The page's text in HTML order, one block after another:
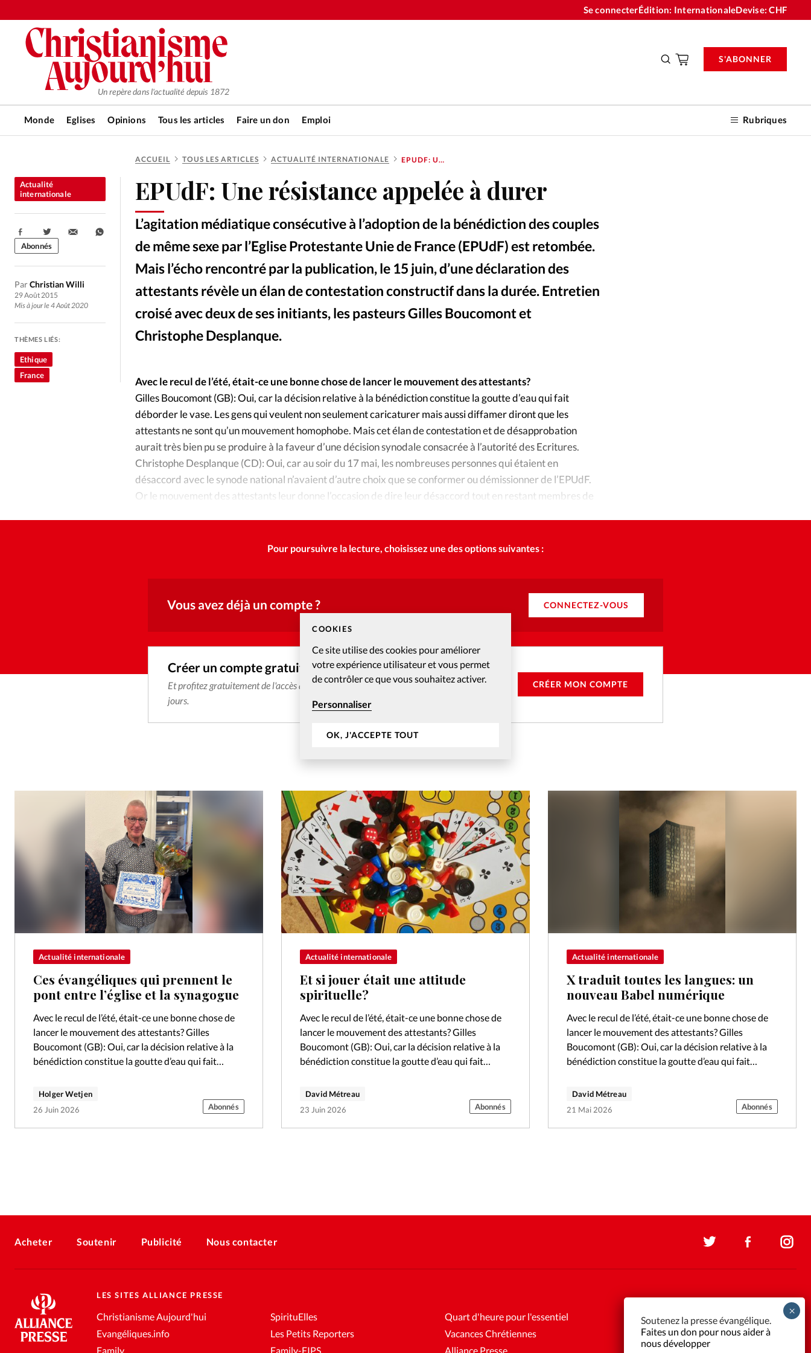
COOKIES
Ce site utilise des cookies pour améliorer
votre expérience utilisateur et vous permet
de contrôler ce que vous souhaitez activer.
Personnaliser
OK, J'ACCEPTE TOUT
Se connecterÉdition: InternationaleDevise:CHF
Un repère dans l'actualité depuis 1872
Monde Eglises Opinions Tous les articles Faire un don Emploi Rubriques
S'ABONNER
RUBRIQUES
Tous les articles
Actualité chrétienne
Actualité internationale
Chronique
Culture
Dossier Eglises
Foi
Génération réveil
Monde
Opinions
Publireportage
Relations Aujourd'hui
Société
Tour du monde des Eglises
Vécu Vie Intérieure
Les abonnements
Faire un don
La boutique
À propos
Changemement d'adresse
Nous contacter
Emploi
ACCUEIL TOUS LES ARTICLES ACTUALITÉ INTERNATIONALE EPUDF: UNE RÉSISTANCE APPELÉE À DURER
EPUdF: Une résistance appelée à durer
L’agitation médiatique consécutive à l’adoption de la bénédiction des couples
de même sexe par l’Eglise Protestante Unie de France (EPUdF) est retombée.
Mais l’écho rencontré par la publication, le 15 juin, d’une déclaration des
attestants révèle un élan de contestation constructif dans la durée. Entretien
croisé avec deux de ses initiants, les pasteurs Gilles Boucomont et
Christophe Desplanque.
Actualité
internationale
ParChristian Willi
29 Août 2015
Mis à jour le 4 Août 2020
Partager:
Abonnés
THÈMES LIÉS:
Ethique
France
Avec le recul de l’été, était-ce une bonne chose de lancer le mouvement des attestants?
Gilles Boucomont (GB): Oui, car la décision relative à la bénédiction constitue la goutte d’eau qui fait
déborder le vase. Les gens qui veulent non seulement caricaturer mais aussi diffamer diront que les
attestants ne sont qu’un mouvement homophobe. Mais cet élan de contestation et de désapprobation
aurait très bien pu se produire à la faveur d’une décision synodale consacrée à l’autorité des Ecritures.
Christophe Desplanque (CD): Oui, car au soir du 17 mai, les nombreuses personnes qui étaient en
désaccord avec le synode national n’avaient d’autre choix que se conformer ou démissionner de l’EPUdF.
Or le mouvement des attestants leur donne l’occasion de dire leur désaccord tout en restant membres de
Pour poursuivre la lecture, choisissez une des options suivantes :
Vous avez déjà un compte ? CONNECTEZ-VOUS
Créer un compte gratuitement
Et profitez gratuitement de l'accès aux articles web réservés aux abonnés pendant 14
jours.
CRÉER MON COMPTE
Actualité internationale
Ces évangéliques qui prennent le
pont entre l’église et la synagogue
Avec le recul de l’été, était-ce une bonne chose de
lancer le mouvement des attestants? Gilles
Boucomont (GB): Oui, car la décision relative à la
bénédiction constitue la goutte d’eau qui fait
Holger Wetjen
26 Juin 2026
Abonnés
Actualité internationale
Et si jouer était une attitude
spirituelle?
Avec le recul de l’été, était-ce une bonne chose de
lancer le mouvement des attestants? Gilles
Boucomont (GB): Oui, car la décision relative à la
bénédiction constitue la goutte d’eau qui fait
David Métreau
23 Juin 2026
Abonnés
Actualité internationale
X traduit toutes les langues: un
nouveau Babel numérique
Avec le recul de l’été, était-ce une bonne chose de
lancer le mouvement des attestants? Gilles
Boucomont (GB): Oui, car la décision relative à la
bénédiction constitue la goutte d’eau qui fait
David Métreau
21 Mai 2026
Abonnés
Acheter Soutenir Publicité Nous contacter
LES SITES ALLIANCE PRESSE
Christianisme Aujourd'hui
Evangéliques.info
Family
SpirituElles
Les Petits Reporters
Family-FIPS
Quart d'heure pour l'essentiel
Vacances Chrétiennes
Alliance Presse
Soutenez la presse évangélique.
Faites un don pour nous aider à
nous développer